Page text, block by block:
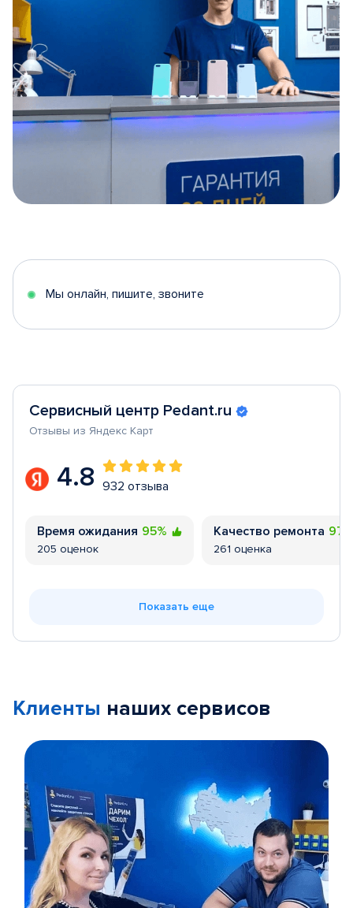
5
Мы онлайн, пишите, звоните
Сервисный центр Pedant.ru
Отзывы из Яндекс Карт
4.8 932 отзыва
Время ожидания 95%
205 оценок
Качество ремонта
261 оценка
Показать еще
Клиенты наших сервисов